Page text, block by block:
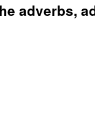
adverbs,